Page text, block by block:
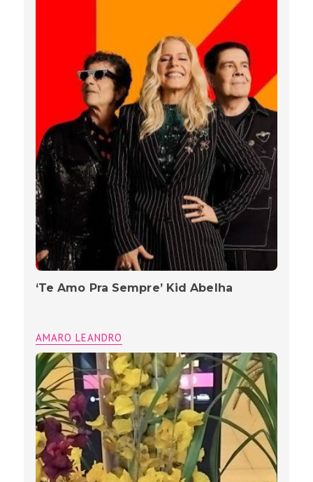
‘Te Amo Pra Sempre’ Kid Abelha
AMARO LEANDRO